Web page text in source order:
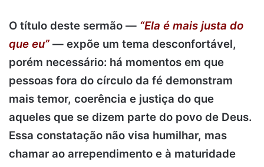
O título deste sermão — “Ela é mais justa do
que eu” — expõe um tema desconfortável,
porém necessário: há momentos em que
pessoas fora do círculo da fé demonstram
mais temor, coerência e justiça do que
aqueles que se dizem parte do povo de Deus.
Essa constatação não visa humilhar, mas
chamar ao arrependimento e à maturidade